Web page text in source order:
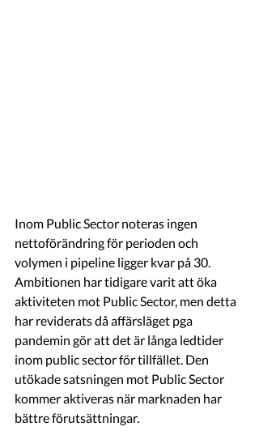
Inom Public Sector noteras ingen
nettoförändring för perioden och
volymen i pipeline ligger kvar på 30.
Ambitionen har tidigare varit att öka
aktiviteten mot Public Sector, men detta
har reviderats då affärsläget pga
pandemin gör att det är långa ledtider
inom public sector för tillfället. Den
utökade satsningen mot Public Sector
kommer aktiveras när marknaden har
bättre förutsättningar.